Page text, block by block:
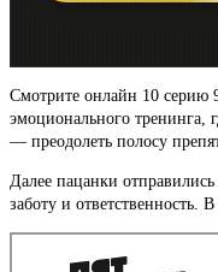
Смотрите онлайн 10 серию
эмоционального тренинга,
— преодолеть полосу
Далее пацанки
заботу и ответственность.